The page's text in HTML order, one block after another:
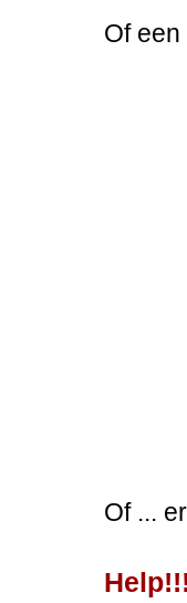
Of
Of ...